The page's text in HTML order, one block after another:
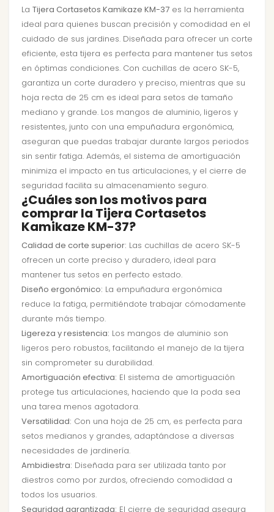
La Tijera Cortasetos Kamikaze KM-37 es la herramienta
ideal para quienes buscan precisión y comodidad en el
cuidado de sus jardines. Diseñada para ofrecer un corte
eficiente, esta tijera es perfecta para mantener tus setos
en óptimas condiciones. Con cuchillas de acero SK-5,
garantiza un corte duradero y preciso, mientras que su
hoja recta de 25 cm es ideal para setos de tamaño
mediano y grande. Los mangos de aluminio, ligeros y
resistentes, junto con una empuñadura ergonómica,
aseguran que puedas trabajar durante largos periodos
sin sentir fatiga. Además, el sistema de amortiguación
minimiza el impacto en tus articulaciones, y el cierre de
seguridad facilita su almacenamiento seguro.
¿Cuáles son los motivos para
comprar la Tijera Cortasetos
Kamikaze KM-37?
Calidad de corte superior: Las cuchillas de acero SK-5
ofrecen un corte preciso y duradero, ideal para
mantener tus setos en perfecto estado.
Diseño ergonómico: La empuñadura ergonómica
reduce la fatiga, permitiéndote trabajar cómodamente
durante más tiempo.
Ligereza y resistencia: Los mangos de aluminio son
ligeros pero robustos, facilitando el manejo de la tijera
sin comprometer su durabilidad.
Amortiguación efectiva: El sistema de amortiguación
protege tus articulaciones, haciendo que la poda sea
una tarea menos agotadora.
Versatilidad: Con una hoja de 25 cm, es perfecta para
setos medianos y grandes, adaptándose a diversas
necesidades de jardinería.
Ambidiestra: Diseñada para ser utilizada tanto por
diestros como por zurdos, ofreciendo comodidad a
todos los usuarios.
Seguridad garantizada: El cierre de seguridad asegura